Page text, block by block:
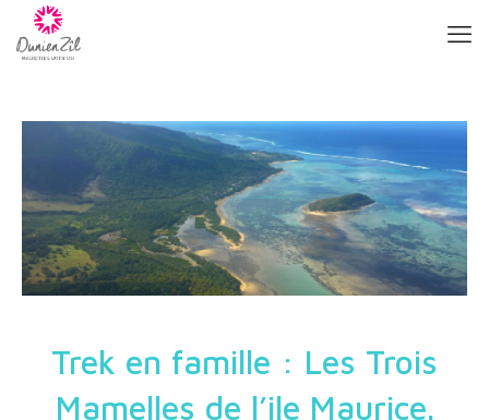
Trek en famille : Les Trois
Mamelles de l’ile Maurice.